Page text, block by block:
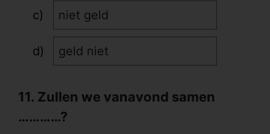
niet geld
geld niet
11. Zullen we vanavond samen
…………?